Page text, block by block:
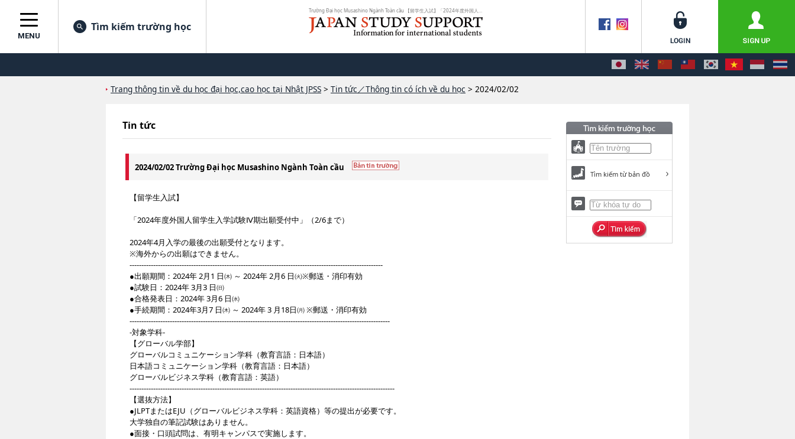
MENU
Tìm kiếm trường học
Trang thông tin về du học đại học,cao học tại Nhật JPSS > Tin tức／Thông tin có ích về du học > 2024/02/02
Tin tức
2024/02/02 Trường Đại học Musashino Ngành Toàn cầu
【留学生入試】
「2024年度外国人留学生入学試験Ⅳ期出願受付中」（2/6まで）
2024年4月入学の最後の出願受付となります。
※海外からの出願はできません。
-----------------------------------------------------------------------------------------------------------
●出願期間：2024年 2月1 日㈭ ～ 2024年 2月6 日㈫※郵送・消印有効
●試験日：2024年 3月3 日㈰
●合格発表日：2024年 3月6 日㈬
●手続期間：2024年3月7 日㈭ ～ 2024年 3 月18日㈪ ※郵送・消印有効
--------------------------------------------------------------------------------------------------------------
-対象学科-
【グローバル学部】
グローバルコミュニケーション学科（教育言語：日本語）
日本語コミュニケーション学科（教育言語：日本語）
グローバルビジネス学科（教育言語：英語）
----------------------------------------------------------------------------------------------------------------
【選抜方法】
●JLPTまたはEJU（グローバルビジネス学科：英語資格）等の提出が必要です。
大学独自の筆記試験はありません。
●面接・口頭試問は、有明キャンパスで実施します。
Tìm kiếm từ bản đồ